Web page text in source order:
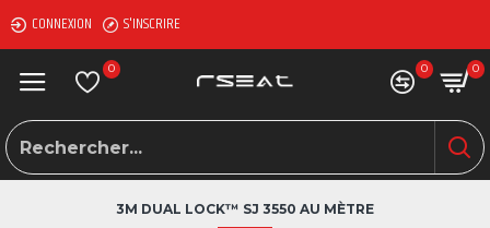
CONNEXION S'INSCRIRE
0 0 0
3M DUAL LOCK™ SJ 3550 AU MÈTRE